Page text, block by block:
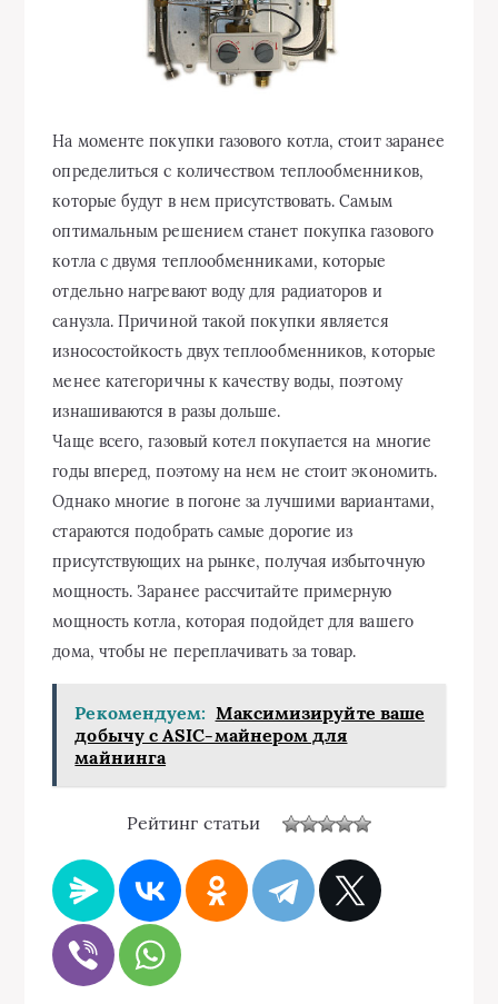
На моменте покупки газового котла, стоит заранее
определиться с количеством теплообменников,
которые будут в нем присутствовать. Самым
оптимальным решением станет покупка газового
котла с двумя теплообменниками, которые
отдельно нагревают воду для радиаторов и
санузла. Причиной такой покупки является
износостойкость двух теплообменников, которые
менее категоричны к качеству воды, поэтому
изнашиваются в разы дольше.
Чаще всего, газовый котел покупается на многие
годы вперед, поэтому на нем не стоит экономить.
Однако многие в погоне за лучшими вариантами,
стараются подобрать самые дорогие из
присутствующих на рынке, получая избыточную
мощность. Заранее рассчитайте примерную
мощность котла, которая подойдет для вашего
дома, чтобы не переплачивать за товар.
Рекомендуем: Максимизируйте ваше
добычу с ASIC-майнером для
майнинга
Рейтинг статьи